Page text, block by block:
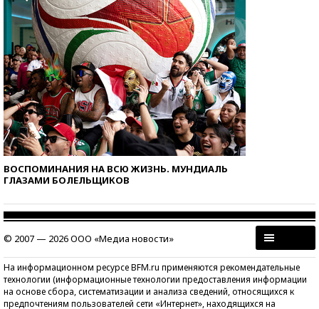
ВОСПОМИНАНИЯ НА ВСЮ ЖИЗНЬ. МУНДИАЛЬ
ГЛАЗАМИ БОЛЕЛЬЩИКОВ
© 2007 — 2026 ООО «Медиа новости»
На информационном ресурсе BFM.ru применяются рекомендательные
технологии (информационные технологии предоставления информации
на основе сбора, систематизации и анализа сведений, относящихся к
предпочтениям пользователей сети «Интернет», находящихся на